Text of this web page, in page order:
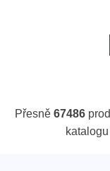
Přesně 67486
katalogu